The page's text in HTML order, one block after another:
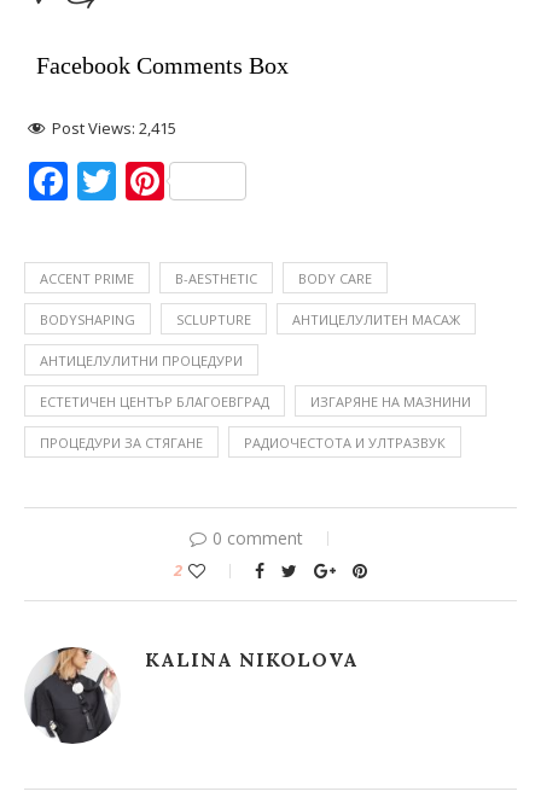
Facebook Comments Box
Post Views: 2,415
Facebook
Twitter
Pinterest
ACCENT PRIME B-AESTHETIC BODY CARE
BODYSHAPING SCLUPTURE АНТИЦЕЛУЛИТЕН МАСАЖ
АНТИЦЕЛУЛИТНИ ПРОЦЕДУРИ
ЕСТЕТИЧЕН ЦЕНТЪР БЛАГОЕВГРАД ИЗГАРЯНЕ НА МАЗНИНИ
ПРОЦЕДУРИ ЗА СТЯГАНЕ РАДИОЧЕСТОТА И УЛТРАЗВУК
0 comment
2
KALINA NIKOLOVA